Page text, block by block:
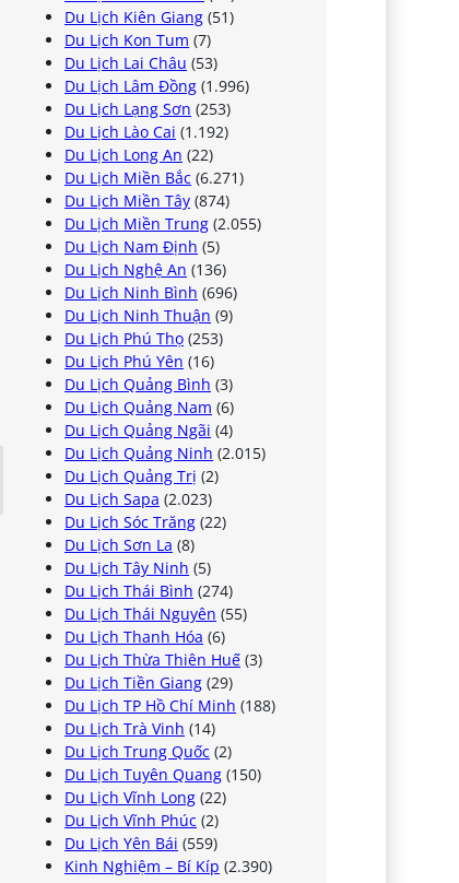
Du Lịch Kiên Giang (51)
Du Lịch Kon Tum (7)
Du Lịch Lai Châu (53)
Du Lịch Lâm Đồng (1.996)
Du Lịch Lạng Sơn (253)
Du Lịch Lào Cai (1.192)
Du Lịch Long An (22)
Du Lịch Miền Bắc (6.271)
Du Lịch Miền Tây (874)
Du Lịch Miền Trung (2.055)
Du Lịch Nam Định (5)
Du Lịch Nghệ An (136)
Du Lịch Ninh Bình (696)
Du Lịch Ninh Thuận (9)
Du Lịch Phú Thọ (253)
Du Lịch Phú Yên (16)
Du Lịch Quảng Bình (3)
Du Lịch Quảng Nam (6)
Du Lịch Quảng Ngãi (4)
Du Lịch Quảng Ninh (2.015)
Du Lịch Quảng Trị (2)
Du Lịch Sapa (2.023)
Du Lịch Sóc Trăng (22)
Du Lịch Sơn La (8)
Du Lịch Tây Ninh (5)
Du Lịch Thái Bình (274)
Du Lịch Thái Nguyên (55)
Du Lịch Thanh Hóa (6)
Du Lịch Thừa Thiên Huế (3)
Du Lịch Tiền Giang (29)
Du Lịch TP Hồ Chí Minh (188)
Du Lịch Trà Vinh (14)
Du Lịch Trung Quốc (2)
Du Lịch Tuyên Quang (150)
Du Lịch Vĩnh Long (22)
Du Lịch Vĩnh Phúc (2)
Du Lịch Yên Bái (559)
Kinh Nghiệm – Bí Kíp (2.390)